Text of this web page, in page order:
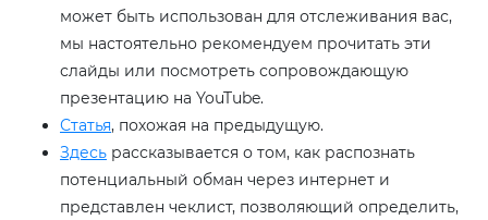
может быть использован для отслеживания вас,
мы настоятельно рекомендуем прочитать эти
слайды или посмотреть сопровождающую
презентацию на YouTube.
Статья, похожая на предыдущую.
Здесь рассказывается о том, как распознать
потенциальный обман через интернет и
представлен чеклист, позволяющий определить,